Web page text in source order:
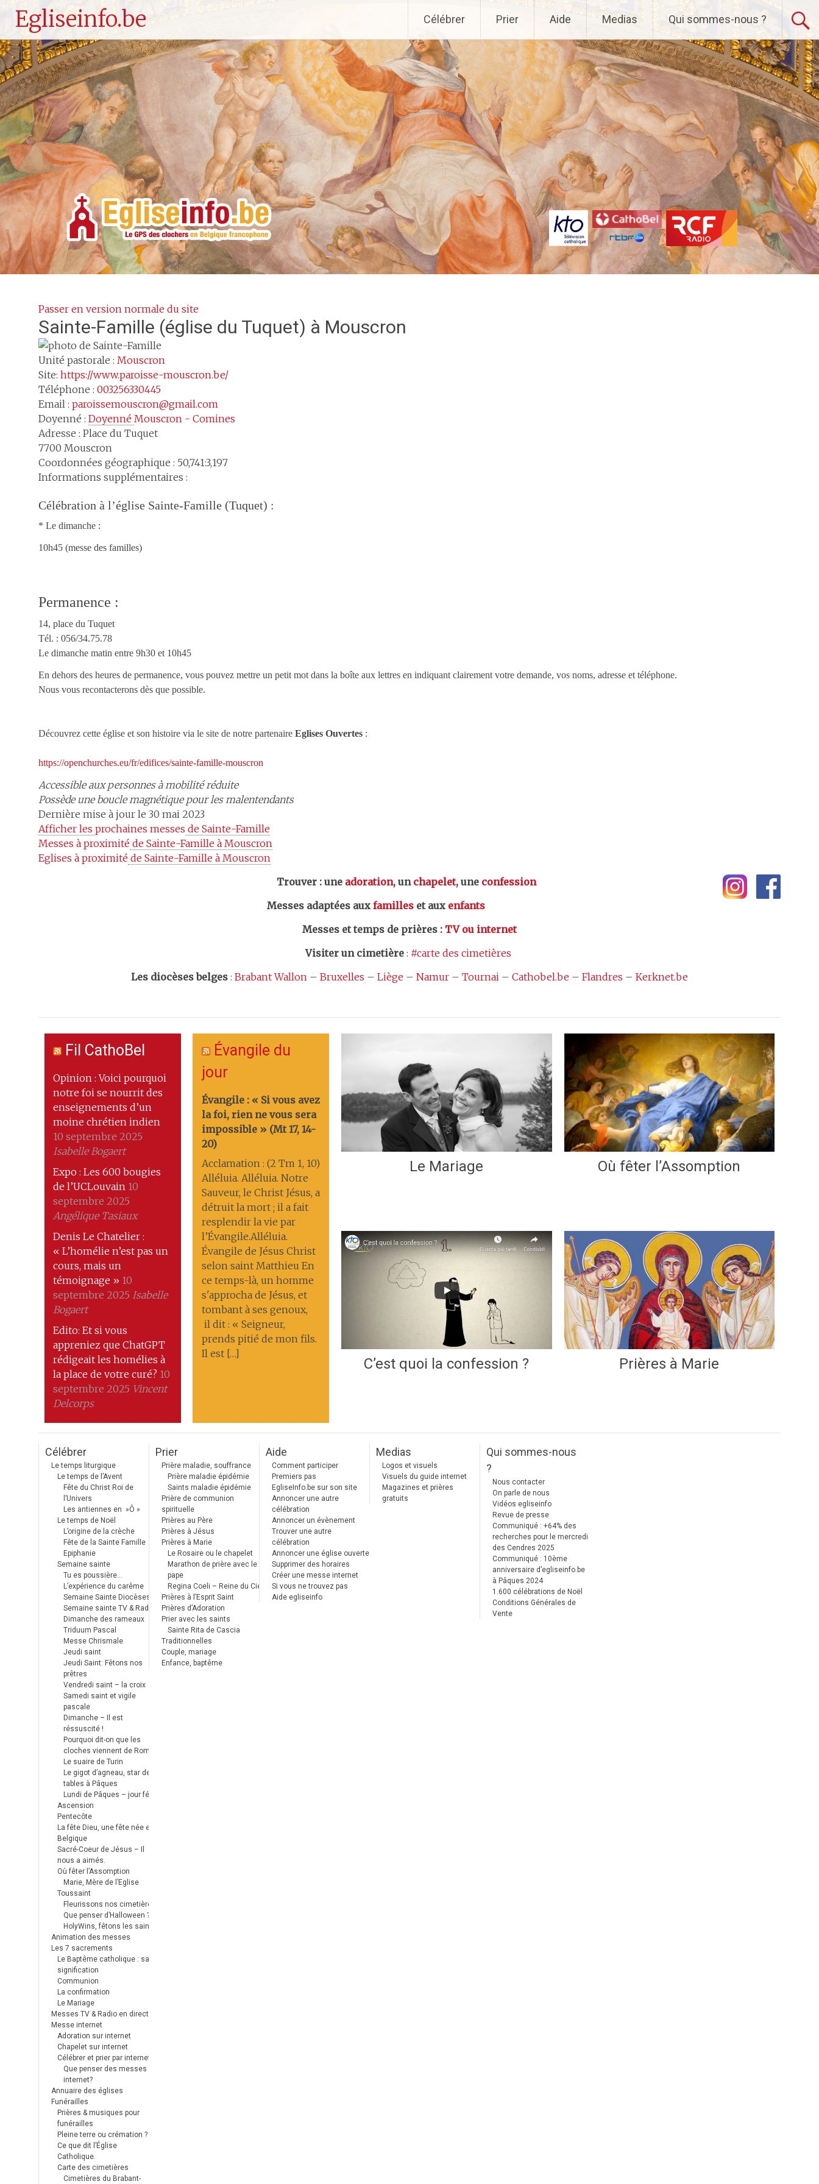
Egliseinfo.be
au
principal
Célébrer Prier Aide Medias Qui sommes-nous ?
Passer en version normale du site
Sainte-Famille (église du Tuquet) à Mouscron
Unité pastorale : Mouscron
Site: https://www.paroisse-mouscron.be/
Téléphone : 003256330445
Email : paroissemouscron@gmail.com
Doyenné : Doyenné Mouscron - Comines
Adresse : Place du Tuquet
7700 Mouscron
Coordonnées géographique : 50,741:3,197
Informations supplémentaires :
Célébration à l’église Sainte-Famille (Tuquet) :
* Le dimanche :
10h45 (messe des familles)
Permanence :
14, place du Tuquet
Tél. : 056/34.75.78
Le dimanche matin entre 9h30 et 10h45
En dehors des heures de permanence, vous pouvez mettre un petit mot dans la boîte aux lettres en indiquant clairement votre demande, vos noms, adresse et téléphone.
Nous vous recontacterons dès que possible.
Découvrez cette église et son histoire via le site de notre partenaire Eglises Ouvertes :
https://openchurches.eu/fr/edifices/sainte-famille-mouscron
Accessible aux personnes à mobilité réduite
Possède une boucle magnétique pour les malentendants
Dernière mise à jour le 30 mai 2023
Afficher les prochaines messes de Sainte-Famille
Messes à proximité de Sainte-Famille à Mouscron
Eglises à proximité de Sainte-Famille à Mouscron
Trouver : une adoration, un chapelet, une confession
Messes adaptées aux familles et aux enfants
Messes et temps de prières : TV ou internet
Visiter un cimetière : #carte des cimetières
Les diocèses belges : Brabant Wallon – Bruxelles – Liège – Namur – Tournai – Cathobel.be – Flandres – Kerknet.be
Fil CathoBel
Opinion : Voici pourquoi
notre foi se nourrit des
enseignements d’un
moine chrétien indien
10 septembre 2025
Isabelle Bogaert
Expo : Les 600 bougies
de l’UCLouvain 10
septembre 2025
Angélique Tasiaux
Denis Le Chatelier :
« L’homélie n’est pas un
cours, mais un
témoignage » 10
septembre 2025 Isabelle
Bogaert
Edito: Et si vous
appreniez que ChatGPT
rédigeait les homélies à
la place de votre curé? 10
septembre 2025 Vincent
Delcorps
Évangile du
jour
Évangile : « Si vous avez
la foi, rien ne vous sera
impossible » (Mt 17, 14-
20)
Acclamation : (2 Tm 1, 10)
Alléluia. Alléluia. Notre
Sauveur, le Christ Jésus, a
détruit la mort ; il a fait
resplendir la vie par
l’Évangile.Alléluia.
Évangile de Jésus Christ
selon saint Matthieu En
ce temps-là, un homme
s'approcha de Jésus, et
tombant à ses genoux,
il dit : « Seigneur,
prends pitié de mon fils.
Il est […]
Le Mariage Où fêter l’Assomption
C’est quoi la confession ? Prières à Marie
Célébrer
Le temps liturgique
Le temps de l’Avent
Fête du Christ Roi de
l’Univers
Les antiennes en »Ô »
Le temps de Noël
L’origine de la crèche
Fête de la Sainte Famille
Epiphanie
Semaine sainte
Tu es poussière…
L’expérience du carême
Semaine Sainte Diocèses
Semaine sainte TV & Radio
Dimanche des rameaux
Triduum Pascal
Messe Chrismale
Jeudi saint
Jeudi Saint: Fêtons nos
prêtres
Vendredi saint – la croix
Samedi saint et vigile
pascale
Dimanche – Il est
réssuscité !
Pourquoi dit-on que les
cloches viennent de Rome ?
Le suaire de Turin
Le gigot d’agneau, star des
tables à Pâques
Lundi de Pâques – jour férié
Ascension
Pentecôte
La fête Dieu, une fête née en
Belgique
Sacré-Coeur de Jésus – Il
nous a aimés.
Où fêter l’Assomption
Marie, Mère de l’Eglise
Toussaint
Fleurissons nos cimetières
Que penser d’Halloween ?
HolyWins, fêtons les saints !
Animation des messes
Les 7 sacrements
Le Baptême catholique : sa
signification
Communion
La confirmation
Le Mariage
Messes TV & Radio en direct
Messe internet
Adoration sur internet
Chapelet sur internet
Célébrer et prier par internet
Que penser des messes
internet?
Annuaire des églises
Funérailles
Prières & musiques pour
funérailles
Pleine terre ou crémation ?
Ce que dit l’Église
Catholique.
Carte des cimetières
Cimetières du Brabant-
Prier
Prière maladie, souffrance
Prière maladie épidémie
Saints maladie épidémie
Prière de communion
spirituelle
Prières au Père
Prières à Jésus
Prières à Marie
Le Rosaire ou le chapelet
Marathon de prière avec le
pape
Regina Coeli – Reine du Ciel
Prières à l’Esprit Saint
Prières d’Adoration
Prier avec les saints
Sainte Rita de Cascia
Traditionnelles
Couple, mariage
Enfance, baptême
Aide
Comment participer
Premiers pas
EgliseInfo.be sur son site
Annoncer une autre
célébration
Annoncer un évènement
Trouver une autre
célébration
Annoncer une église ouverte
Supprimer des horaires
Créer une messe internet
Si vous ne trouvez pas
Aide egliseinfo
Medias
Logos et visuels
Visuels du guide internet
Magazines et prières
gratuits
Qui sommes-nous
?
Nous contacter
On parle de nous
Vidéos egliseinfo
Revue de presse
Communiqué : +64% des
recherches pour le mercredi
des Cendres 2025
Communiqué : 10ème
anniversaire d’egliseinfo.be
à Pâques 2024
1.600 célébrations de Noël
Conditions Générales de
Vente